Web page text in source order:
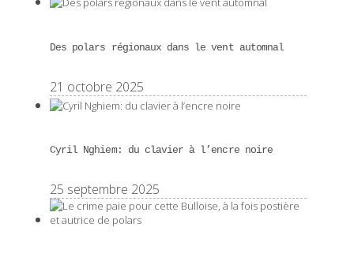
Des polars régionaux dans le vent automnal
21 octobre 2025
Cyril Nghiem: du clavier à l’encre noire
25 septembre 2025